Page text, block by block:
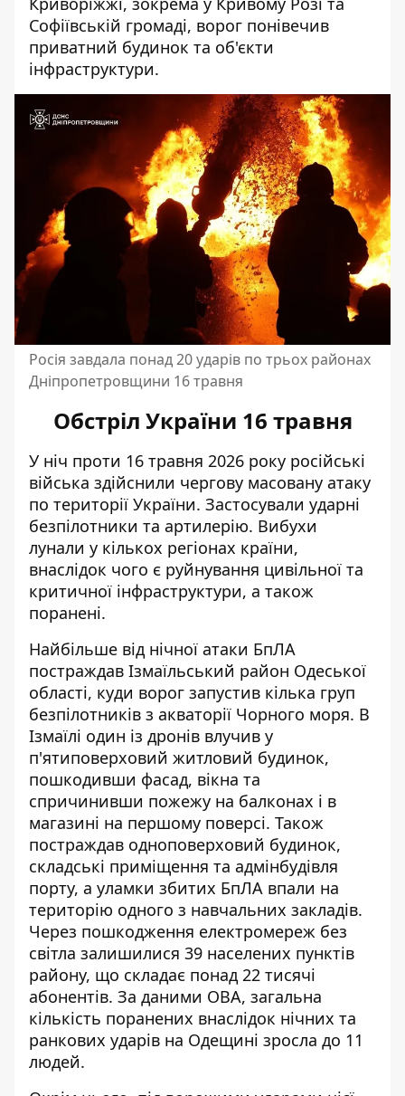
Софіївській громаді, ворог понівечив
приватний будинок та об'єкти
інфраструктури.
Росія завдала понад 20 ударів по трьох районах
Дніпропетровщини 16 травня
Обстріл України 16 травня
У ніч проти 16 травня 2026 року російські
війська здійснили чергову масовану атаку
по території України. Застосували ударні
безпілотники та артилерію. Вибухи
лунали у кількох регіонах країни,
внаслідок чого є руйнування цивільної та
критичної інфраструктури, а також
поранені.
Найбільше від нічної атаки БпЛА
постраждав Ізмаїльський район Одеської
області, куди ворог запустив кілька груп
безпілотників з акваторії Чорного моря. В
Ізмаїлі один із дронів влучив у
п'ятиповерховий житловий будинок,
пошкодивши фасад, вікна та
спричинивши пожежу на балконах і в
магазині на першому поверсі. Також
постраждав одноповерховий будинок,
складські приміщення та адмінбудівля
порту, а уламки збитих БпЛА впали на
територію одного з навчальних закладів.
Через пошкодження електромереж без
світла залишилися 39 населених пунктів
району, що складає понад 22 тисячі
абонентів. За даними ОВА, загальна
кількість поранених внаслідок нічних та
ранкових ударів на Одещині зросла до 11
людей.